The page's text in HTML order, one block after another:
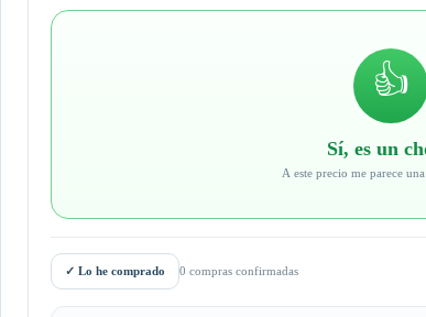
👍
Sí, es un
A este precio me parece
✓ Lo he comprado 0 compras confirmadas